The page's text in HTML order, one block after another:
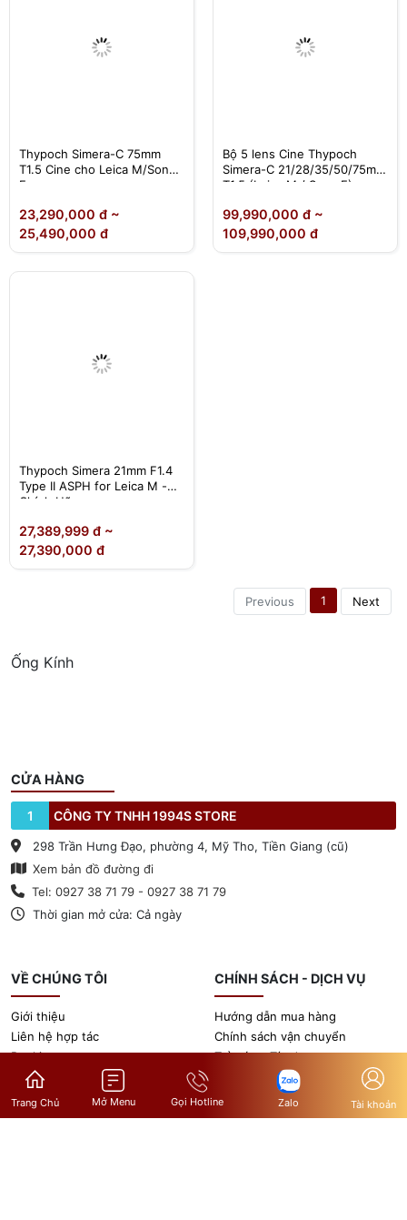
Thypoch Simera-C 75mm
T1.5 Cine cho Leica M/Sony
E
23,290,000 đ ~
25,490,000 đ
Bộ 5 lens Cine Thypoch
Simera-C 21/28/35/50/75mm
T1.5 (Leica M / Sony E)
99,990,000 đ ~
109,990,000 đ
Thypoch Simera 21mm F1.4
Type II ASPH for Leica M -
Chính Hãng
27,389,999 đ ~
27,390,000 đ
Previous 1 Next
Ống Kính
CỬA HÀNG
1 CÔNG TY TNHH 1994S STORE
298 Trần Hưng Đạo, phường 4, Mỹ Tho, Tiền Giang (cũ)
Xem bản đồ đường đi
Tel: 0927 38 71 79 - 0927 38 71 79
Thời gian mở cửa: Cả ngày
VỀ CHÚNG TÔI
Giới thiệu
Liên hệ hợp tác
Booking
Tin tức
CHÍNH SÁCH - DỊCH VỤ
Hướng dẫn mua hàng
Chính sách vận chuyển
Trả góp - Tín dụng
Chính sách bảo hành
Trang Chủ Mở Menu Gọi Hotline Zalo Tài khoản